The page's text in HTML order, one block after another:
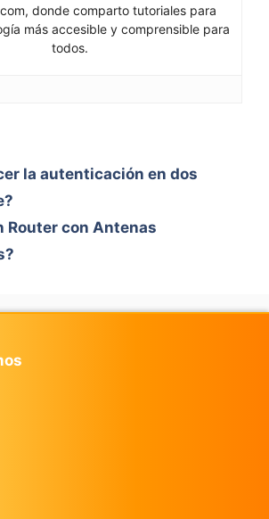
donde comparto tutoriales para
más accesible y comprensible para
todos.
la autenticación en dos
Router con Antenas